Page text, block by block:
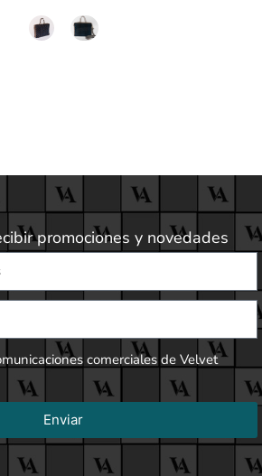
promociones y novedades
comerciales de Velvet
Enviar